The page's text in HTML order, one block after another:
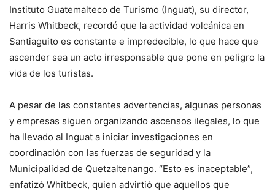
Instituto Guatemalteco de Turismo (Inguat), su director,
Harris Whitbeck, recordó que la actividad volcánica en
Santiaguito es constante e impredecible, lo que hace que
ascender sea un acto irresponsable que pone en peligro la
vida de los turistas.
A pesar de las constantes advertencias, algunas personas
y empresas siguen organizando ascensos ilegales, lo que
ha llevado al Inguat a iniciar investigaciones en
coordinación con las fuerzas de seguridad y la
Municipalidad de Quetzaltenango. “Esto es inaceptable”,
enfatizó Whitbeck, quien advirtió que aquellos que